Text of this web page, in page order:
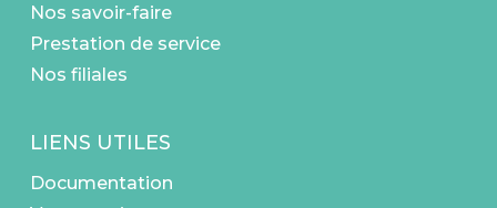
Nos savoir-faire
Prestation de service
Nos filiales
LIENS UTILES
Documentation